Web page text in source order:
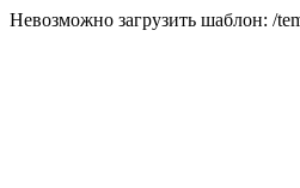
Невозможно загрузить шаблон: /